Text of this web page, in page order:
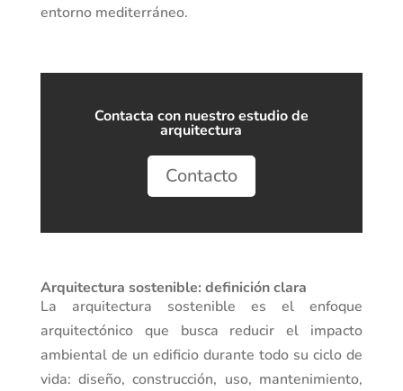
entorno mediterráneo.
Contacta con nuestro estudio de
arquitectura
Contacto
Arquitectura sostenible: definición clara
La arquitectura sostenible es el enfoque
arquitectónico que busca reducir el impacto
ambiental de un edificio durante todo su ciclo de
vida: diseño, construcción, uso, mantenimiento,